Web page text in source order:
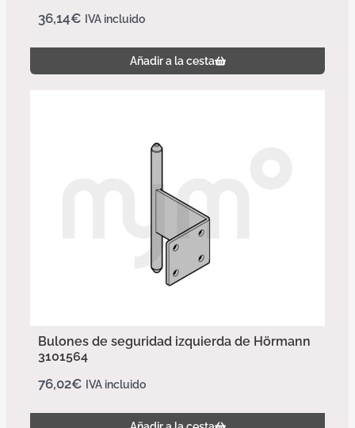
36,14€ IVA incluido
Añadir a la cesta
Bulones de seguridad izquierda de Hörmann
3101564
76,02€ IVA incluido